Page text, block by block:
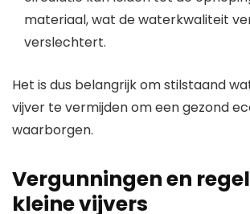
materiaal, wat de waterkwaliteit
verslechtert.
Het is dus belangrijk om stilstaand
vijver te vermijden om een gezond
waarborgen.
Vergunningen en
kleine vijvers